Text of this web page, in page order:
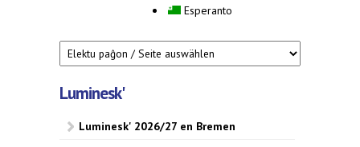
Esperanto
Luminesk'
Luminesk' 2026/27 en Bremen